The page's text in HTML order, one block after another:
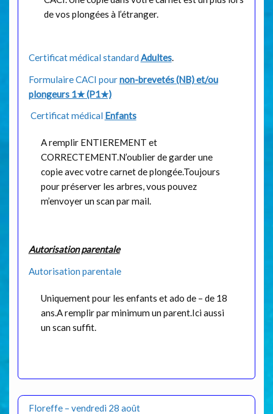
de vos plongées à l’étranger.
Certificat médical standard Adultes.
Formulaire CACI pournon-brevetés (NB) et/ou
plongeurs 1★ (P1★)
Certificat médical Enfants
A remplir ENTIEREMENT et
CORRECTEMENT.N’oublier de garder une
copie avec votre carnet de plongée.Toujours
pour préserver les arbres, vous pouvez
m’envoyer un scan par mail.
Autorisation parentale
Autorisation parentale
Uniquement pour les enfants et ado de – de 18
ans.A remplir par minimum un parent.Ici aussi
un scan suffit.
Floreffe – vendredi 28 août